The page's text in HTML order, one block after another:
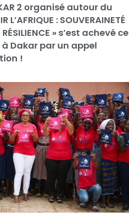
2 organisé autour du
L’AFRIQUE : SOUVERAINETÉ
RÉSILIENCE » s’est achevé ce
Dakar par un appel
!